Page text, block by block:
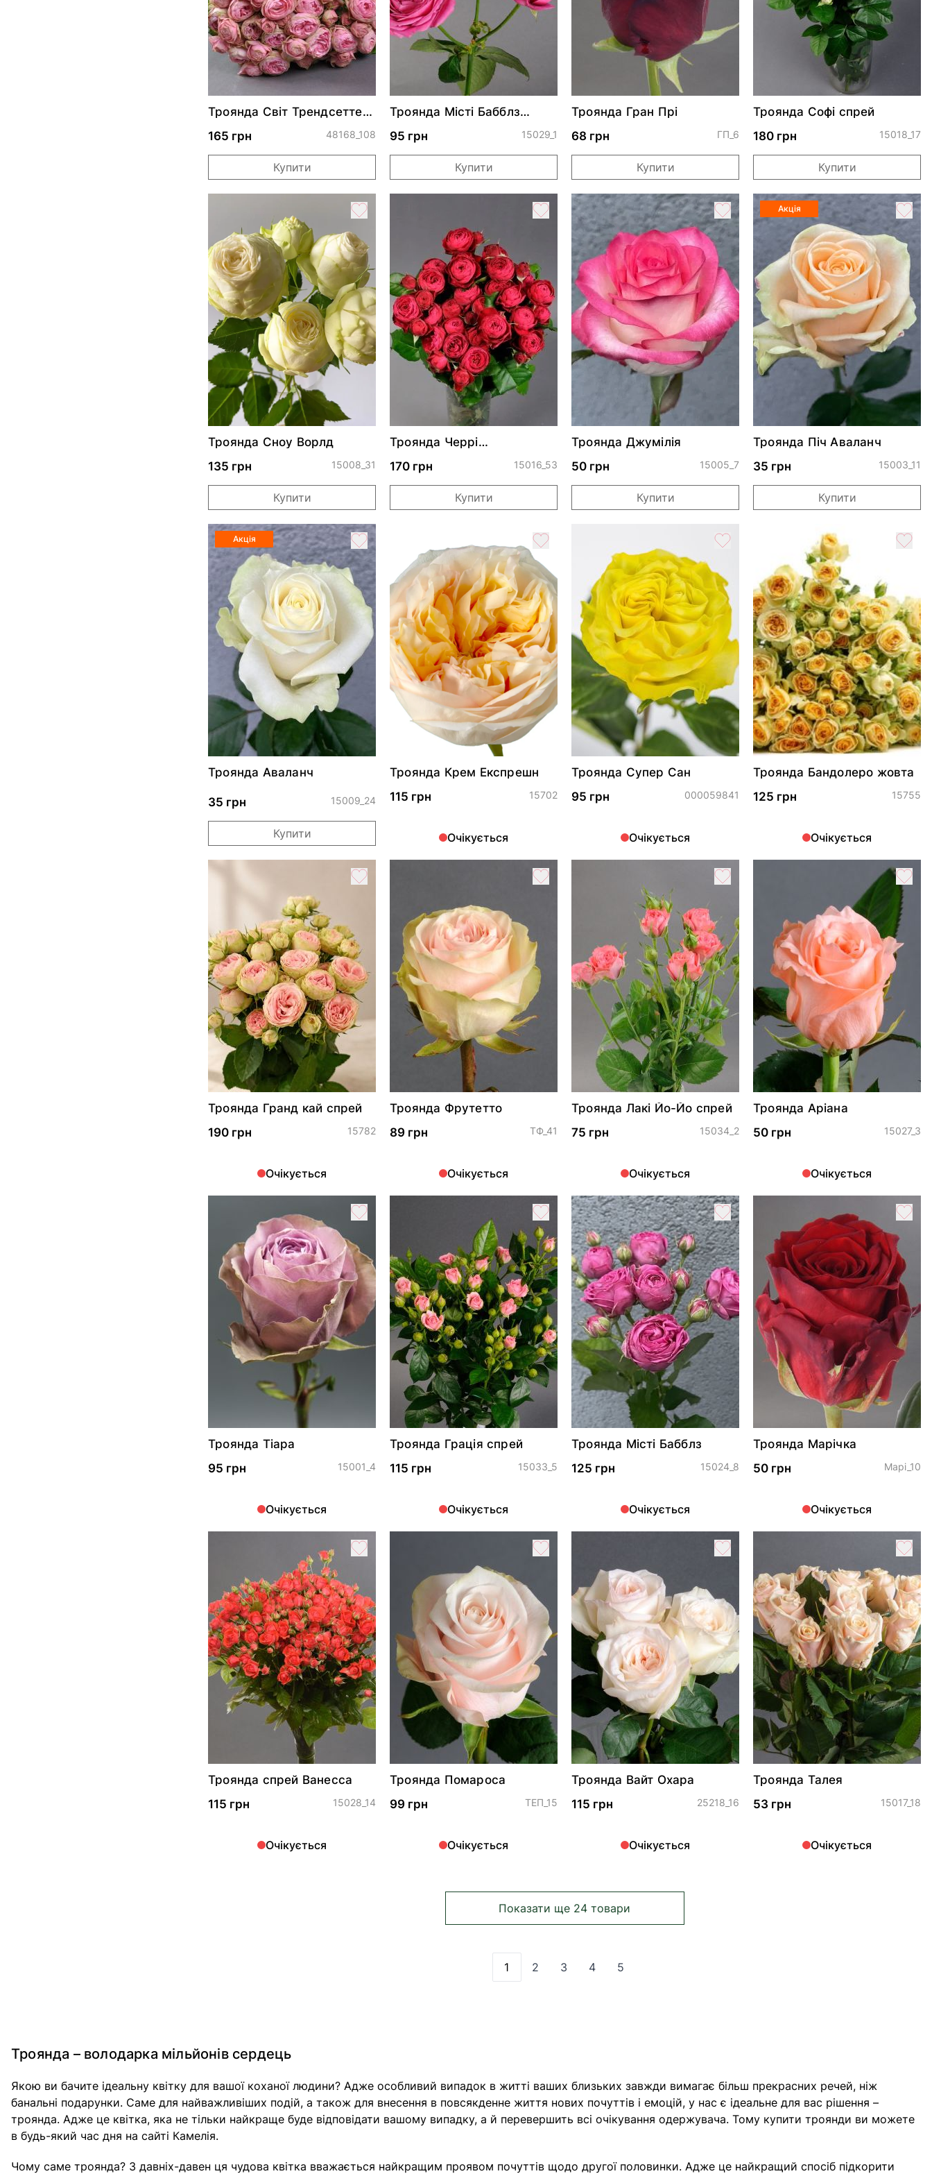
Троянда Світ Трендсеттер
165 грн
48168_108
Купити
Троянда Місті Бабблз
95 грн
15029_1
Купити
Троянда Гран Прі
68 грн
ГП_6
Купити
Троянда Софі спрей
180 грн
15018_17
Купити
Троянда Сноу Ворлд
135 грн
15008_31
Купити
Троянда Черрі
170 грн
15016_53
Купити
Троянда Джумілія
50 грн
15005_7
Купити
Акція
Троянда Піч Аваланч
35 грн
15003_11
Купити
Акція
Троянда Аваланч
35 грн 15009_24
Купити
Троянда Крем Експрешн
115 грн
15702
Очікується
Троянда Супер Сан
95 грн
000059841
Очікується
Троянда Бандолеро жовта
125 грн
15755
Очікується
Троянда Гранд кай спрей
190 грн
15782
Очікується
Троянда Фрутетто
89 грн
ТФ_41
Очікується
Троянда Лакі Йо-Йо спрей
75 грн
15034_2
Очікується
Троянда Аріана
50 грн
15027_3
Очікується
Троянда Тіара
95 грн
15001_4
Очікується
Троянда Грація спрей
115 грн
15033_5
Очікується
Троянда Місті Бабблз
125 грн
15024_8
Очікується
Троянда Марічка
50 грн
Марі_10
Очікується
Троянда спрей Ванесса
115 грн
15028_14
Очікується
Троянда Помароса
99 грн
ТЕП_15
Очікується
Троянда Вайт Охара
115 грн
25218_16
Очікується
Троянда Талея
53 грн
15017_18
Очікується
Показати ще 24 товари
Ви зараз читаєте сторінку
1 Сторінка
2 Сторінка
3 Сторінка
4 Сторінка
5
Троянда – володарка мільйонів сердець
Якою ви бачите ідеальну квітку для вашої коханої людини? Адже особливий випадок в житті ваших близьких завжди вимагає більш прекрасних речей, ніж
банальні подарунки. Саме для найважливіших подій, а також для внесення в повсякденне життя нових почуттів і емоцій, у нас є ідеальне для вас рішення –
троянда. Адже це квітка, яка не тільки найкраще буде відповідати вашому випадку, а й перевершить всі очікування одержувача. Тому купити троянди ви можете
в будь-який час дня на сайті Камелія.
Чому саме троянда? З давніх-давен ця чудова квітка вважається найкращим проявом почуттів щодо другої половинки. Адже це найкращий спосіб підкорити